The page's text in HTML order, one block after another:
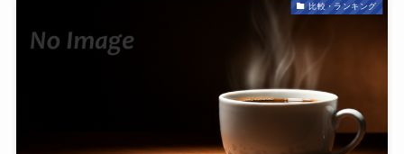
比較・ランキング